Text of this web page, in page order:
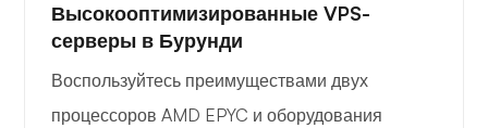
Высокооптимизированные VPS-
серверы в Бурунди
Воспользуйтесь преимуществами двух
процессоров AMD EPYC и оборудования